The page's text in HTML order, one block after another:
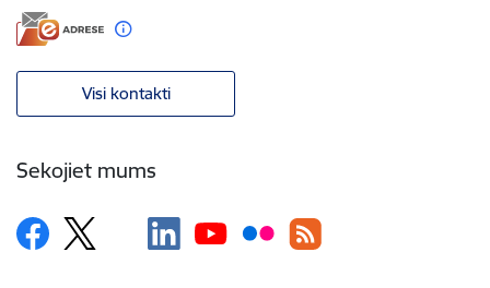
Visi kontakti
Sekojiet mums